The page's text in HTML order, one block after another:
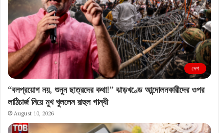
দেশ
“বলপ্রয়োগ নয়, শুনুন ছাত্রদের কথা!” ঝাড়খণ্ডে আন্দোলনকারীদের ওপর
লাঠিচার্জ নিয়ে মুখ খুললেন রাহুল গান্ধী
August 10, 2026